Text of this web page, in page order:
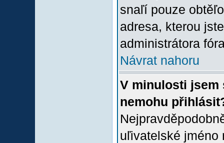
snaľí pouze
adresa, kterou
administrátora
Návrat nahoru
V minulosti jsem
nemohu
uľivatelské jméno